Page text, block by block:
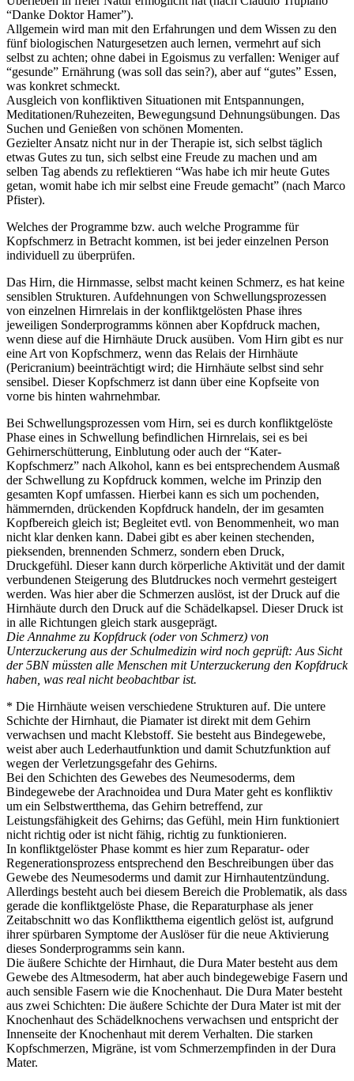
“Danke Doktor Hamer”).
Allgemein wird man mit den Erfahrungen und dem Wissen zu den
fünf biologischen Naturgesetzen auch lernen, vermehrt auf sich
selbst zu achten; ohne dabei in Egoismus zu verfallen: Weniger auf
“gesunde” Ernährung (was soll das sein?), aber auf “gutes” Essen,
was konkret schmeckt.
Ausgleich von konfliktiven Situationen mit Entspannungen,
Meditationen/Ruhezeiten, Bewegungsund Dehnungsübungen. Das
Suchen und Genießen von schönen Momenten.
Gezielter Ansatz nicht nur in der Therapie ist, sich selbst täglich
etwas Gutes zu tun, sich selbst eine Freude zu machen und am
selben Tag abends zu reflektieren “Was habe ich mir heute Gutes
getan, womit habe ich mir selbst eine Freude gemacht” (nach Marco
Pfister).
Welches der Programme bzw. auch welche Programme für
Kopfschmerz in Betracht kommen, ist bei jeder einzelnen Person
individuell zu überprüfen.
Das Hirn, die Hirnmasse, selbst macht keinen Schmerz, es hat keine
sensiblen Strukturen. Aufdehnungen von Schwellungsprozessen
von einzelnen Hirnrelais in der konfliktgelösten Phase ihres
jeweiligen Sonderprogramms können aber Kopfdruck machen,
wenn diese auf die Hirnhäute Druck ausüben. Vom Hirn gibt es nur
eine Art von Kopfschmerz, wenn das Relais der Hirnhäute
(Pericranium) beeinträchtigt wird; die Hirnhäute selbst sind sehr
sensibel. Dieser Kopfschmerz ist dann über eine Kopfseite von
vorne bis hinten wahrnehmbar.
Bei Schwellungsprozessen vom Hirn, sei es durch konfliktgelöste
Phase eines in Schwellung befindlichen Hirnrelais, sei es bei
Gehirnerschütterung, Einblutung oder auch der “Kater-
Kopfschmerz” nach Alkohol, kann es bei entsprechendem Ausmaß
der Schwellung zu Kopfdruck kommen, welche im Prinzip den
gesamten Kopf umfassen. Hierbei kann es sich um pochenden,
hämmernden, drückenden Kopfdruck handeln, der im gesamten
Kopfbereich gleich ist; Begleitet evtl. von Benommenheit, wo man
nicht klar denken kann. Dabei gibt es aber keinen stechenden,
pieksenden, brennenden Schmerz, sondern eben Druck,
Druckgefühl. Dieser kann durch körperliche Aktivität und der damit
verbundenen Steigerung des Blutdruckes noch vermehrt gesteigert
werden. Was hier aber die Schmerzen auslöst, ist der Druck auf die
Hirnhäute durch den Druck auf die Schädelkapsel. Dieser Druck ist
in alle Richtungen gleich stark ausgeprägt.
Die Annahme zu Kopfdruck (oder von Schmerz) von
Unterzuckerung aus der Schulmedizin wird noch geprüft: Aus Sicht
der 5BN müssten alle Menschen mit Unterzuckerung den Kopfdruck
haben, was real nicht beobachtbar ist.
* Die Hirnhäute weisen verschiedene Strukturen auf. Die untere
Schichte der Hirnhaut, die Piamater ist direkt mit dem Gehirn
verwachsen und macht Klebstoff. Sie besteht aus Bindegewebe,
weist aber auch Lederhautfunktion und damit Schutzfunktion auf
wegen der Verletzungsgefahr des Gehirns.
Bei den Schichten des Gewebes des Neumesoderms, dem
Bindegewebe der Arachnoidea und Dura Mater geht es konfliktiv
um ein Selbstwertthema, das Gehirn betreffend, zur
Leistungsfähigkeit des Gehirns; das Gefühl, mein Hirn funktioniert
nicht richtig oder ist nicht fähig, richtig zu funktionieren.
In konfliktgelöster Phase kommt es hier zum Reparatur- oder
Regenerationsprozess entsprechend den Beschreibungen über das
Gewebe des Neumesoderms und damit zur Hirnhautentzündung.
Allerdings besteht auch bei diesem Bereich die Problematik, als dass
gerade die konfliktgelöste Phase, die Reparaturphase als jener
Zeitabschnitt wo das Konfliktthema eigentlich gelöst ist, aufgrund
ihrer spürbaren Symptome der Auslöser für die neue Aktivierung
dieses Sonderprogramms sein kann.
Die äußere Schichte der Hirnhaut, die Dura Mater besteht aus dem
Gewebe des Altmesoderm, hat aber auch bindegewebige Fasern und
auch sensible Fasern wie die Knochenhaut. Die Dura Mater besteht
aus zwei Schichten: Die äußere Schichte der Dura Mater ist mit der
Knochenhaut des Schädelknochens verwachsen und entspricht der
Innenseite der Knochenhaut mit derem Verhalten. Die starken
Kopfschmerzen, Migräne, ist vom Schmerzempfinden in der Dura
Mater.